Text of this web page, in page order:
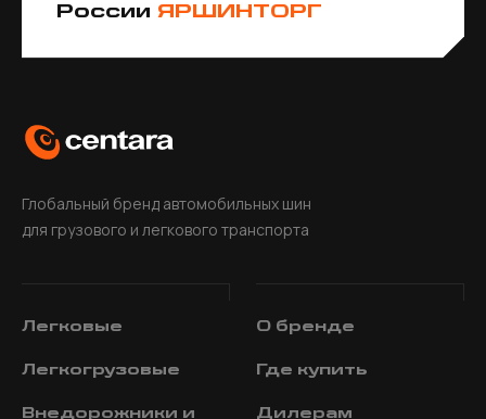
России ЯРШИНТОРГ
Глобальный бренд автомобильных шин
для грузового и легкового транспорта
Легковые О бренде
Легкогрузовые Где купить
Внедорожники и Дилерам